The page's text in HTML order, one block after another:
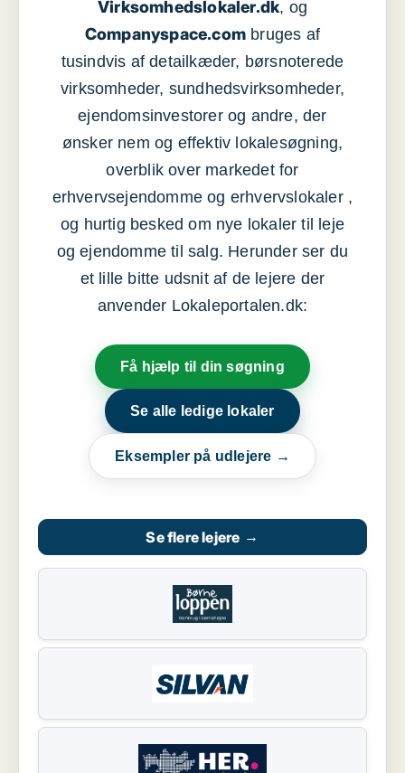
Virksomhedslokaler.dk, og
Companyspace.com bruges af
tusindvis af detailkæder, børsnoterede
virksomheder, sundhedsvirksomheder,
ejendomsinvestorer og andre, der
ønsker nem og effektiv lokalesøgning,
overblik over markedet for
erhvervsejendomme og erhvervslokaler ,
og hurtig besked om nye lokaler til leje
og ejendomme til salg. Herunder ser du
et lille bitte udsnit af de lejere der
anvender Lokaleportalen.dk:
Få hjælp til din søgning
Se alle ledige lokaler
Eksempler på udlejere →
Se flere lejere →